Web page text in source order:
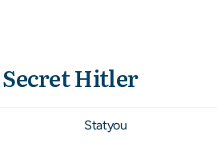
Secret Hitler
Statyou